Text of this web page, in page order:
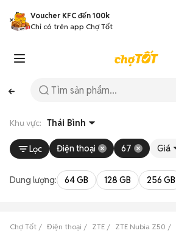
Voucher KFC đến 100k
Chỉ có trên app Chợ Tốt
Khu vực: Thái Bình
Lọc Điện thoại 67 Giá
Dung lượng: 64 GB 128 GB 256 GB
Chợ Tốt Điện thoại ZTE ZTE Nubia Z50